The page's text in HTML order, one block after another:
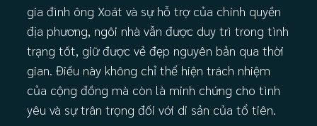
gia đình ông Xoát và sự hỗ trợ của chính quyền
địa phương, ngôi nhà vẫn được duy trì trong tình
trạng tốt, giữ được vẻ đẹp nguyên bản qua thời
gian. Điều này không chỉ thể hiện trách nhiệm
của cộng đồng mà còn là minh chứng cho tình
yêu và sự trân trọng đối với di sản của tổ tiên.